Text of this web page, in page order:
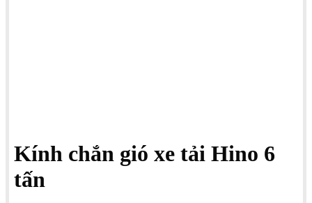
Kính chắn gió xe tải Hino 6
tấn